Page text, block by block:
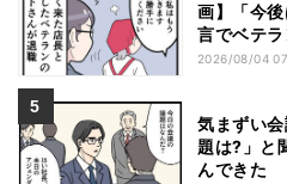
画】「今
言でベテ
2026/08/04
気まずい
題は?」と
んできた